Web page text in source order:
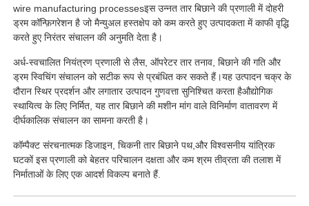
wire manufacturing processesइस उन्नत तार बिछाने की प्रणाली में दोहरी
ड्रम कॉन्फ़िगरेशन है जो मैन्युअल हस्तक्षेप को कम करते हुए उत्पादकता में काफी वृद्धि
करते हुए निरंतर संचालन की अनुमति देता है।
अर्ध-स्वचालित नियंत्रण प्रणाली से लैस, ऑपरेटर तार तनाव, बिछाने की गति और
ड्रम स्विचिंग संचालन को सटीक रूप से प्रबंधित कर सकते हैं।यह उत्पादन चक्र के
दौरान स्थिर प्रदर्शन और लगातार उत्पादन गुणवत्ता सुनिश्चित करता हैऔद्योगिक
स्थायित्व के लिए निर्मित, यह तार बिछाने की मशीन मांग वाले विनिर्माण वातावरण में
दीर्घकालिक संचालन का सामना करती है।
कॉम्पैक्ट संरचनात्मक डिजाइन, चिकनी तार बिछाने पथ,और विश्वसनीय यांत्रिक
घटकों इस प्रणाली को बेहतर परिचालन दक्षता और कम श्रम तीव्रता की तलाश में
निर्माताओं के लिए एक आदर्श विकल्प बनाते हैं.